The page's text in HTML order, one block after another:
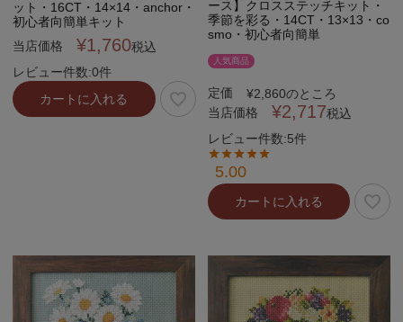
ット・16CT・14×14・anchor・
初心者向簡単キット
当店価格
¥1,760税込
レビュー件数:0件
カートに入れる
ース】クロスステッチキット・
季節を彩る・14CT・13×13・co
smo・初心者向簡単
人気商品
定価 ¥2,860のところ
当店価格
¥2,717税込
レビュー件数:5件
5.00
カートに入れる